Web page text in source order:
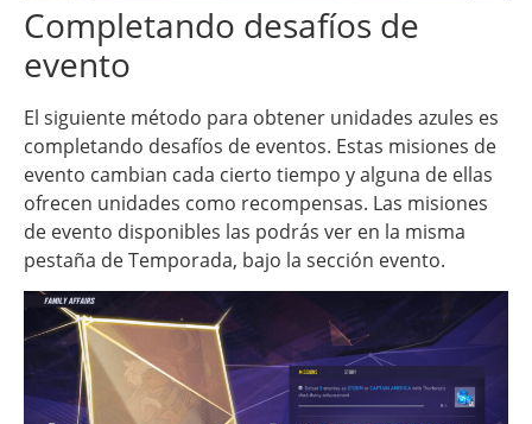
Completando desafíos de
evento
El siguiente método para obtener unidades azules es
completando desafíos de eventos. Estas misiones de
evento cambian cada cierto tiempo y alguna de ellas
ofrecen unidades como recompensas. Las misiones
de evento disponibles las podrás ver en la misma
pestaña de Temporada, bajo la sección evento.